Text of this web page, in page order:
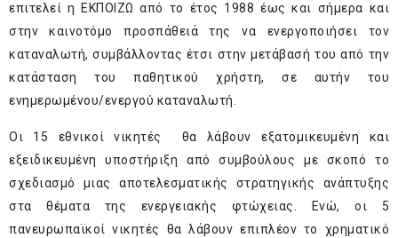
επιτελεί η ΕΚΠΟΙΖΩ από το έτος 1988 έως και σήμερα και
στην καινοτόμο προσπάθειά της να ενεργοποιήσει τον
καταναλωτή, συμβάλλοντας έτσι στην μετάβασή του από την
κατάσταση του παθητικού χρήστη, σε αυτήν του
ενημερωμένου/ενεργού καταναλωτή.
Οι 15 εθνικοί νικητές θα λάβουν εξατομικευμένη και
εξειδικευμένη υποστήριξη από συμβούλους με σκοπό το
σχεδιασμό μιας αποτελεσματικής στρατηγικής ανάπτυξης
στα θέματα της ενεργειακής φτώχειας. Ενώ, οι 5
πανευρωπαϊκοί νικητές θα λάβουν επιπλέον το χρηματικό